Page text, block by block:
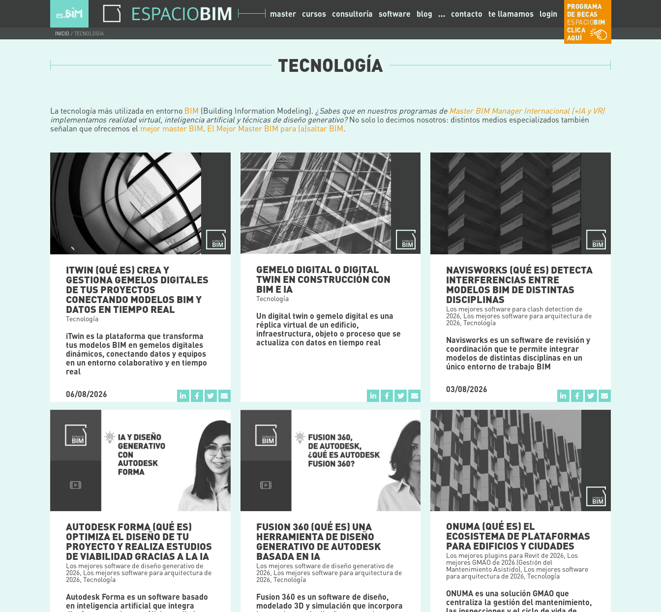
INICIO TECNOLOGÍA
master cursos consultoría software blog … contacto te llamamos login
PROGRAMA
DE BECAS
ESPACIOBIM
CLICA
AQUÍ
TECNOLOGÍA
La tecnología más utilizada en entorno BIM (Building Information Modeling). ¿Sabes que en nuestros programas de Master BIM Manager Internacional (+IA y VR)
implementamos realidad virtual, inteligencia artificial y técnicas de diseño generativo?No solo lo decimos nosotros: distintos medios especializados también
señalan que ofrecemos el mejor master BIM. El Mejor Master BIM para (a)saltar BIM.
ITWIN (QUÉ ES) CREA Y
GESTIONA GEMELOS DIGITALES
DE TUS PROYECTOS
CONECTANDO MODELOS BIM Y
DATOS EN TIEMPO REAL
Tecnología
iTwin es la plataforma que transforma
tus modelos BIM en gemelos digitales
dinámicos, conectando datos y equipos
en un entorno colaborativo y en tiempo
real
06/08/2026
GEMELO DIGITAL O DIGITAL
TWIN EN CONSTRUCCIÓN CON
BIM E IA
Tecnología
Un digital twin o gemelo digital es una
réplica virtual de un edificio,
infraestructura, objeto o proceso que se
actualiza con datos en tiempo real
NAVISWORKS (QUÉ ES) DETECTA
INTERFERENCIAS ENTRE
MODELOS BIM DE DISTINTAS
DISCIPLINAS
Los mejores software para clash detection de
2026 Los mejores software para arquitectura de
2026,Tecnología
Navisworks es un software de revisión y
coordinación que te permite integrar
modelos de distintas disciplinas en un
único entorno de trabajo BIM
03/08/2026
AUTODESK FORMA (QUÉ ES)
OPTIMIZA EL DISEÑO DE TU
PROYECTO Y REALIZA ESTUDIOS
DE VIABILIDAD GRACIAS A LA IA
Los mejores software de diseño generativo de
2026 Los mejores software para arquitectura de
2026, Tecnología
Autodesk Forma es un software basado
en inteligencia artificial que integra
FUSION 360 (QUÉ ES) UNA
HERRAMIENTA DE DISEÑO
GENERATIVO DE AUTODESK
BASADA EN IA
Los mejores software de diseño generativo de
2026, Los mejores software para arquitectura de
2026, Tecnología
Fusion 360 es un software de diseño,
modelado 3D y simulación que incorpora
ONUMA (QUÉ ES) EL
ECOSISTEMA DE PLATAFORMAS
PARA EDIFICIOS Y CIUDADES
Los mejores plugins para Revit de 2026 Los
mejores GMAO de 2026 (Gestión del
Mantenimiento Asistido) Los mejores software
para arquitectura de 2026 ,Tecnología
ONUMA es una solución GMAO que
centraliza la gestión del mantenimiento,